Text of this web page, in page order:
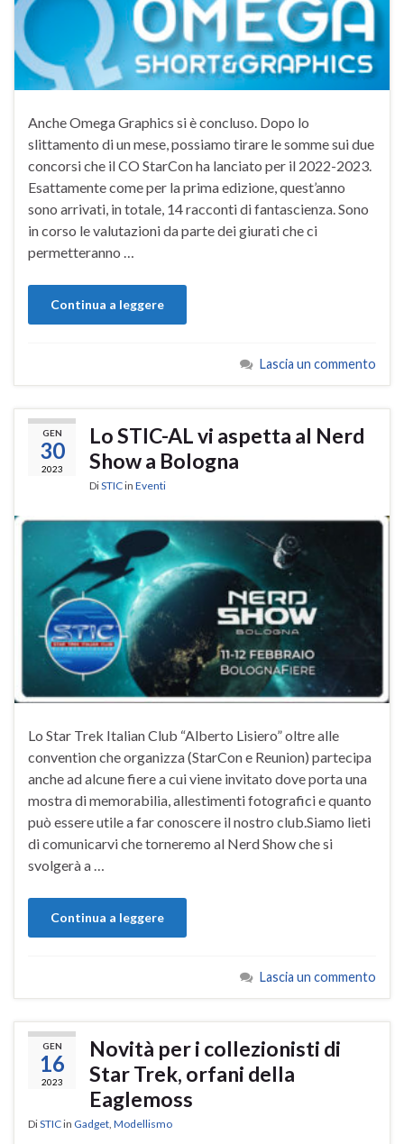
Anche Omega Graphics si è concluso. Dopo lo
slittamento di un mese, possiamo tirare le somme sui due
concorsi che il CO StarCon ha lanciato per il 2022-2023.
Esattamente come per la prima edizione, quest’anno
sono arrivati, in totale, 14 racconti di fantascienza. Sono
in corso le valutazioni da parte dei giurati che ci
permetteranno …
Continua a leggere
Lascia un commento
GEN
30
2023
Lo STIC-AL vi aspetta al Nerd
Show a Bologna
DiSTICin Eventi
Lo Star Trek Italian Club “Alberto Lisiero” oltre alle
convention che organizza (StarCon e Reunion) partecipa
anche ad alcune fiere a cui viene invitato dove porta una
mostra di memorabilia, allestimenti fotografici e quanto
può essere utile a far conoscere il nostro club.Siamo lieti
di comunicarvi che torneremo al Nerd Show che si
svolgerà a …
Continua a leggere
Lascia un commento
GEN
16
2023
Novità per i collezionisti di
Star Trek, orfani della
Eaglemoss
DiSTICin Gadget Modellismo